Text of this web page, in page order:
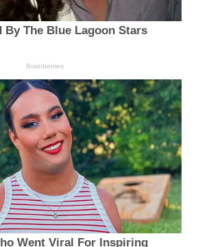
By The Blue Lagoon Stars
Brainberries
Went Viral For Inspiring